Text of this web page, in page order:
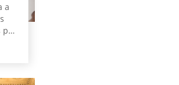
a